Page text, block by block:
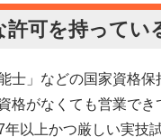
許可を持ってい
士」などの国家資格
格がなくても営業で
以上かつ厳しい実技